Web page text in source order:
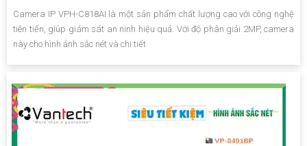
Camera IP VPH-C818AI là một sản phẩm chất lượng cao với công nghệ
tiên tiến, giúp giám sát an ninh hiệu quả. Với độ phân giải 2MP, camera
này cho hình ảnh sắc nét và chi tiết